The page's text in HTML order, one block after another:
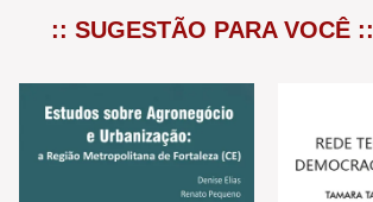
:: SUGESTÃO PARA VOCÊ ::